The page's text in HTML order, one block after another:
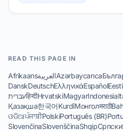
READ THIS PAGE IN
AfrikaansالعربيةAzərbaycanca
DanskDeutschΕλληνικάEspañolEesti
עבריתहिन्दीHrvatskiMagyarIndonesia
Қазақша한국어KurdîМонголमराठी
ଓଡିଆਪੰਜਾਬੀPolskiPortuguês (BR)
SlovenčinaSlovenščinaShqipСрпски